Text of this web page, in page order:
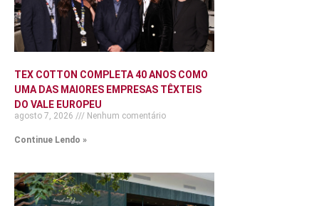
TEX COTTON COMPLETA 40 ANOS COMO
UMA DAS MAIORES EMPRESAS TÊXTEIS
DO VALE EUROPEU
agosto 7, 2026 Nenhum comentário
Continue Lendo »